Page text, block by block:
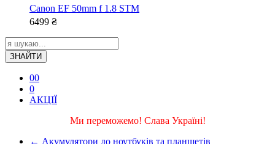
Canon EF 50mm f 1.8 STM
6499 ₴
ЗНАЙТИ
00
0
АКЦІЇ
Ми переможемо! Слава Україні!
← Акумулятори до ноутбуків та планшетів